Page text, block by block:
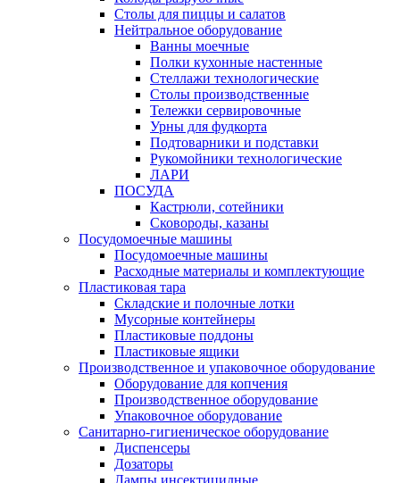
Столы для пиццы и салатов
Нейтральное оборудование
Ванны моечные
Полки кухонные настенные
Стеллажи технологические
Столы производственные
Тележки сервировочные
Урны для фудкорта
Подтоварники и подставки
Рукомойники технологические
ЛАРИ
ПОСУДА
Кастрюли, сотейники
Сковороды, казаны
Посудомоечные машины
Посудомоечные машины
Расходные материалы и комплектующие
Пластиковая тара
Складские и полочные лотки
Мусорные контейнеры
Пластиковые поддоны
Пластиковые ящики
Производственное и упаковочное оборудование
Оборудование для копчения
Производственное оборудование
Упаковочное оборудование
Санитарно-гигиеническое оборудование
Диспенсеры
Дозаторы
Лампы инсектицидные